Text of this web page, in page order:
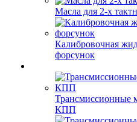
Масла для 2-х
Калибровочная
форсунок
Трансмиссионные
КПП